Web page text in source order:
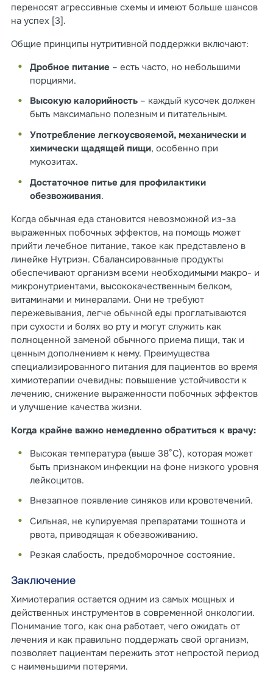
переносят агрессивные схемы и имеют больше шансов
на успех [3].
Общие принципы нутритивной поддержки включают:
Дробное питание – есть часто, но небольшими
порциями.
Высокую калорийность– каждый кусочек должен
быть максимально полезным и питательным.
Употребление легкоусвояемой, механически и
химически щадящей пищи, особенно при
мукозитах.
Достаточное питье для профилактики
обезвоживания.
Когда обычная еда становится невозможной из-за
выраженных побочных эффектов, на помощь может
прийти лечебное питание, такое как представлено в
линейке Нутриэн. Сбалансированные продукты
обеспечивают организм всеми необходимыми макро- и
микронутриентами, высококачественным белком,
витаминами и минералами. Они не требуют
пережевывания, легче обычной еды проглатываются
при сухости и болях во рту и могут служить как
полноценной заменой обычного приема пищи, так и
ценным дополнением к нему. Преимущества
специализированного питания для пациентов во время
химиотерапии очевидны: повышение устойчивости к
лечению, снижение выраженности побочных эффектов
и улучшение качества жизни.
Когда крайне важно немедленно обратиться к врачу:
Высокая температура (выше 38°C), которая может
быть признаком инфекции на фоне низкого уровня
лейкоцитов.
Внезапное появление синяков или кровотечений.
Сильная, не купируемая препаратами тошнота и
рвота, приводящая к обезвоживанию.
Резкая слабость, предобморочное состояние.
Заключение
Химиотерапия остается одним из самых мощных и
действенных инструментов в современной онкологии.
Понимание того, как она работает, чего ожидать от
лечения и как правильно поддержать свой организм,
позволяет пациентам пережить этот непростой период
с наименьшими потерями.